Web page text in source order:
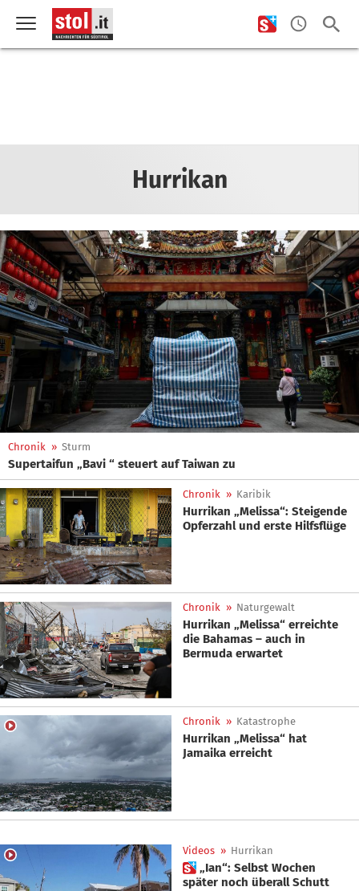
Hurrikan
Chronik » Sturm
Supertaifun „Bavi “ steuert auf Taiwan zu
Chronik » Karibik
Hurrikan „Melissa“: Steigende
Opferzahl und erste Hilfsflüge
Chronik » Naturgewalt
Hurrikan „Melissa“ erreichte
die Bahamas – auch in
Bermuda erwartet
Chronik » Katastrophe
Hurrikan „Melissa“ hat
Jamaika erreicht
Videos » Hurrikan
 „Ian“: Selbst Wochen
später noch überall Schutt